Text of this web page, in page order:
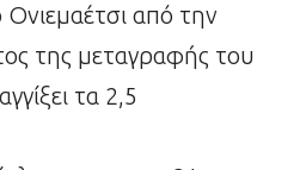
από την
της μεταγραφής του
τα 2,5